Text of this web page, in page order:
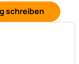
schreiben